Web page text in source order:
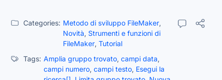
Categories: Metodo di sviluppo FileMaker,
Novità, Strumenti e funzioni di
FileMaker, Tutorial
Tags: Amplia gruppo trovato, campi data,
campi numero, campi testo, Esegui la